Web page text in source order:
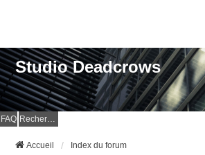
Studio Deadcrows
FAQ Rechercher
Accueil Index du forum